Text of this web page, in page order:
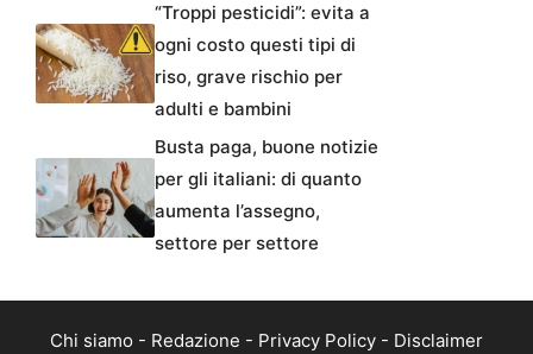
“Troppi pesticidi”: evita a
ogni costo questi tipi di
riso, grave rischio per
adulti e bambini
Busta paga, buone notizie
per gli italiani: di quanto
aumenta l’assegno,
settore per settore
Chi siamo - Redazione - Privacy Policy - Disclaimer